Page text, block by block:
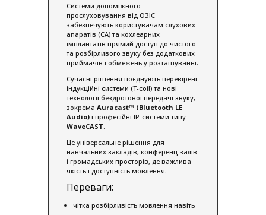
Системи допоміжного
прослуховування від ОЗІС
забезпечують користувачам слухових
апаратів (СА) та кохлеарних
імплантатів прямий доступ до чистого
та розбірливого звуку без додаткових
приймачів і обмежень у розташуванні.
Сучасні рішення поєднують перевірені
індукційні системи (T-coil) та нові
технології бездротової передачі звуку,
зокрема Auracast™ (Bluetooth LE
Audio)і професійні IP-системи типу
WaveCAST.
Це універсальне рішення для
навчальних закладів, конференц-залів
і громадських просторів, де важлива
якість і доступність мовлення.
Переваги:
чітка розбірливість мовлення навіть